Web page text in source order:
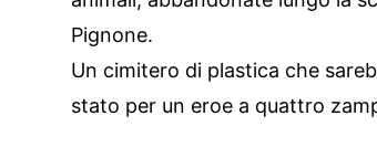
Pignone.
Un cimitero di plastica che
stato per un eroe a quattro